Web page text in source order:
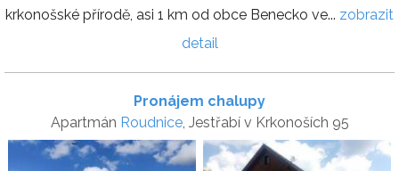
krkonošské přírodě, asi 1 km od obce Benecko ve... zobrazit
detail
Pronájem chalupy
Apartmán Roudnice, Jestřabí v Krkonoších 95